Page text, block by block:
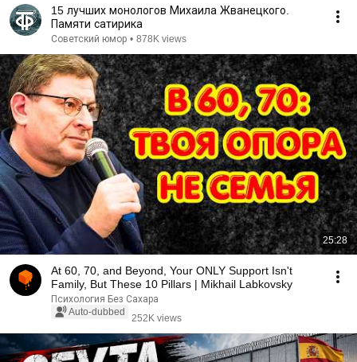
15 лучших монологов Михаила Жванецкого.
Памяти сатирика
Советский юмор • 878K views
25:28
At 60, 70, and Beyond, Your ONLY Support Isn't
Family, But These 10 Pillars | Mikhail Labkovsky
Психология Без Сахара
Auto-dubbed
252K views